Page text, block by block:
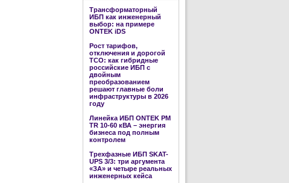
Трансформаторный
ИБП как инженерный
выбор: на примере
ONTEK iDS
Рост тарифов,
отключения и дорогой
TCO: как гибридные
российские ИБП с
двойным
преобразованием
решают главные боли
инфраструктуры в 2026
году
Линейка ИБП ONTEK PM
TR 10-60 кВА – энергия
бизнеса под полным
контролем
Трехфазные ИБП SKAT-
UPS 3/3: три аргумента
«ЗА» и четыре реальных
инженерных кейса